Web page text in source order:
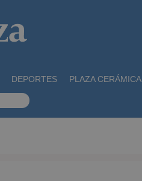
DEPORTES PLAZA CERÁMICA